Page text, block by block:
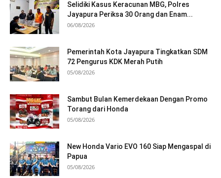
Selidiki Kasus Keracunan MBG, Polres
Jayapura Periksa 30 Orang dan Enam...
06/08/2026
Pemerintah Kota Jayapura Tingkatkan SDM
72 Pengurus KDK Merah Putih
05/08/2026
Sambut Bulan Kemerdekaan Dengan Promo
Torang dari Honda
05/08/2026
New Honda Vario EVO 160 Siap Mengaspal di
Papua
05/08/2026